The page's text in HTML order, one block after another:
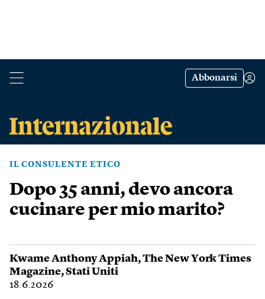
Abbonarsi
IL CONSULENTE ETICO
Dopo 35 anni, devo ancora
cucinare per mio marito?
Kwame Anthony Appiah,The New York Times
Magazine,Stati Uniti
18.6.2026